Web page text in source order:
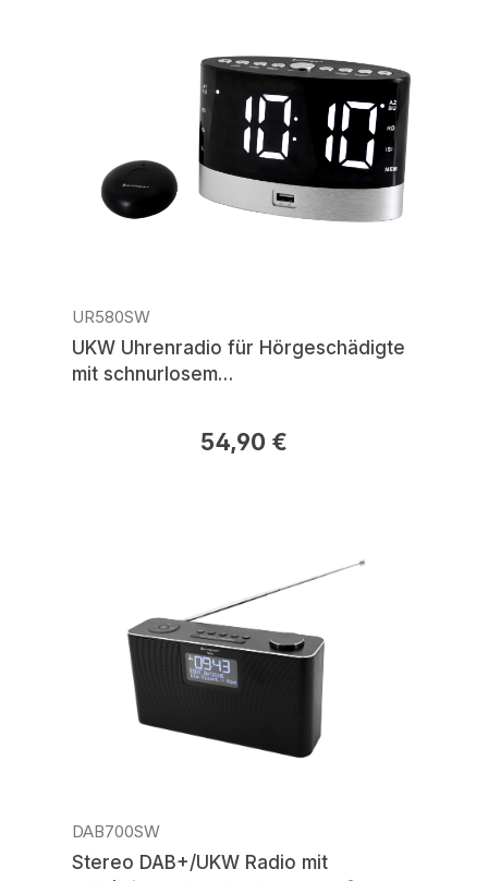
UR580SW
UKW Uhrenradio für Hörgeschädigte
mit schnurlosem
Regulärer Preis:54,90 €
DAB700SW
Stereo DAB+/UKW Radio mit